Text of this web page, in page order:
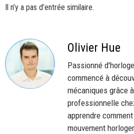
Il n’y a pas d’entrée similaire.
Olivier Hue
Passionné
commencé à
mécaniques grâce
professionnelle
apprendre
mouvement